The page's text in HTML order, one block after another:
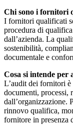
Chi sono i fornitori
I fornitori qualificati
procedura di
dall’azienda. La
sostenibilità,
documentale e
Cosa si intende
L’audit dei fornitori
documenti, processi,
dall’organizzazione.
rinnovo qualifica,
fornitore in presenza